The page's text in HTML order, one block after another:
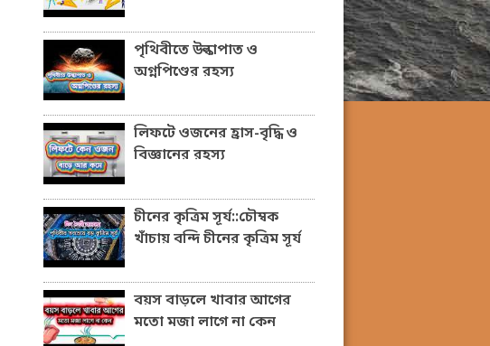
পৃথিবীতে উল্কাপাত ও
অগ্নপিণ্ডের রহস্য
লিফটে ওজনের হ্রাস-বৃদ্ধি ও
বিজ্ঞানের রহস্য
চীনের কৃত্রিম সূর্য::চৌম্বক
খাঁচায় বন্দি চীনের কৃত্রিম সূর্য
বয়স বাড়লে খাবার আগের
মতো মজা লাগে না কেন